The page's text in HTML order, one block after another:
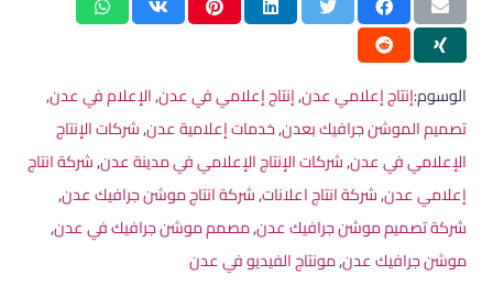
الوسوم:إنتاج إعلامي عدن,إنتاج إعلامي في عدن,الإعلام في عدن,
تصميم الموشن جرافيك بعدن,خدمات إعلامية عدن,شركات الإنتاج
الإعلامي في عدن,شركات الإنتاج الإعلامي في مدينة عدن,شركة انتاج
إعلامي عدن,شركة انتاج اعلانات,شركة انتاج موشن جرافيك عدن,
شركة تصميم موشن جرافيك عدن,مصمم موشن جرافيك في عدن,
موشن جرافيك عدن,مونتاج الفيديو في عدن